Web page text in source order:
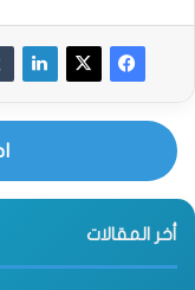
أخر المقالات